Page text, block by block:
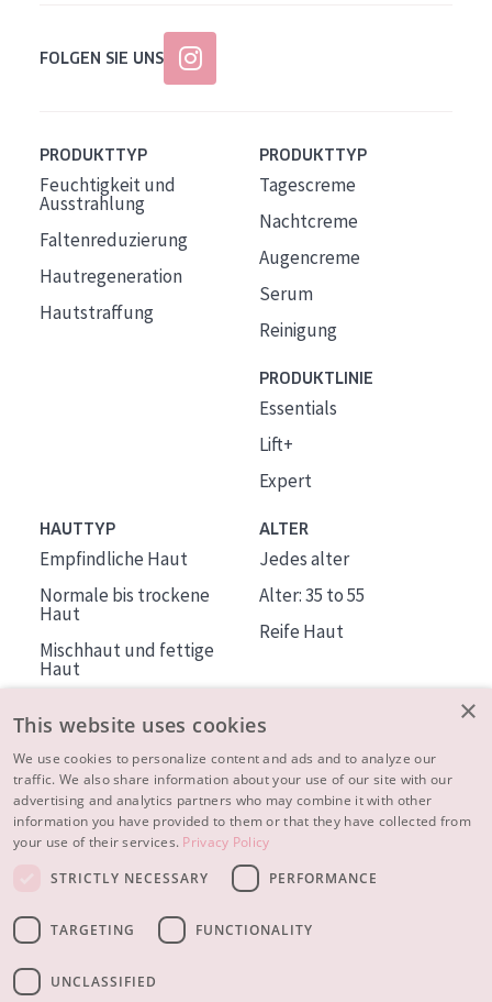
FOLGEN SIE UNS
PRODUKTTYP
Feuchtigkeit und
Ausstrahlung
Faltenreduzierung
Hautregeneration
Hautstraffung
PRODUKTTYP
Tagescreme
Nachtcreme
Augencreme
Serum
Reinigung
PRODUKTLINIE
Essentials
Lift+
Expert
HAUTTYP
Empfindliche Haut
Normale bis trockene
Haut
Mischhaut und fettige
Haut
Haut
ALTER
Jedes alter
Alter: 35 to 55
Reife Haut
ÜBER DIADERMINE
Mehr über uns
Inspiration
×
This website uses cookies
We use cookies to personalize content and ads and to analyze our
traffic. We also share information about your use of our site with our
advertising and analytics partners who may combine it with other
information you have provided to them or that they have collected from
your use of their services. Privacy Policy
STRICTLY NECESSARY
PERFORMANCE
TARGETING FUNCTIONALITY
UNCLASSIFIED